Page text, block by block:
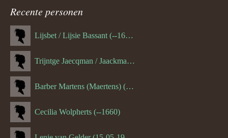
navigatie
Recente personen
Lijsbet / Lijsie Bassant (--1687)
Trijntge Jaecqman / Jaackman (--1651)
Barber Martens (Maertens) (--1658)
Cecilia Wolpherts (--1660)